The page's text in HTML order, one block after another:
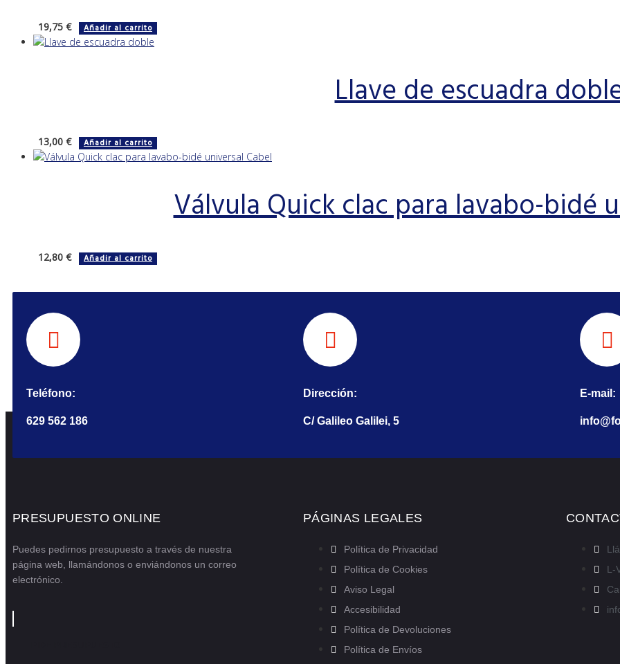
19,75 € Añadir al carrito
Llave de escuadra
13,00 € Añadir al carrito
Válvula Quick clac para lavabo-bidé
12,80 € Añadir al carrito
Teléfono:
629 562 186
Dirección:
C/ Galileo Galilei, 5
E-mail:
PRESUPUESTO ONLINE
Puedes pedirnos presupuesto a través de nuestra
página web, llamándonos o enviándonos un correo
electrónico.
PÁGINAS LEGALES
Política de Privacidad
Política de Cookies
Aviso Legal
Accesibilidad
Política de Devoluciones
Política de Envíos
L-